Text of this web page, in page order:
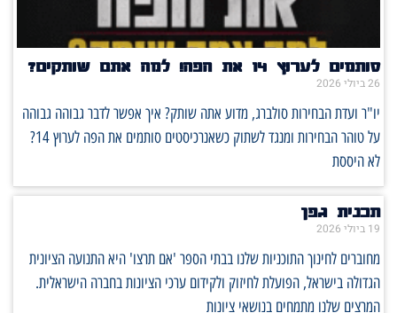
סותמים לערוץ 14 את הפה! למה אתם שותקים?
26 ביולי 2026
יו"ר ועדת הבחירות סולברג, מדוע אתה שותק? איך אפשר לדבר גבוהה גבוהה
על טוהר הבחירות ומנגד לשתוק כשאנרכיסטים סותמים את הפה לערוץ 14?
לא היססת
תכנית גפן
19 ביולי 2026
מחוברים לחינוך התוכניות שלנו בבתי הספר 'אם תרצו' היא התנועה הציונית
הגדולה בישראל, הפועלת לחיזוק ולקידום ערכי הציונות בחברה הישראלית.
המרצים שלנו מתמחים בנושאי ציונות